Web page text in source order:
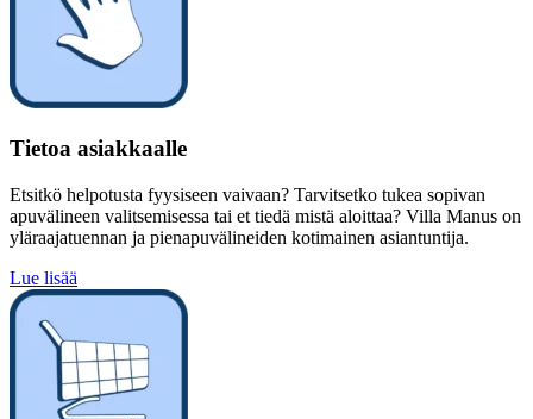
Tietoa asiakkaalle
Etsitkö helpotusta fyysiseen vaivaan? Tarvitsetko tukea sopivan
apuvälineen valitsemisessa tai et tiedä mistä aloittaa? Villa Manus on
yläraajatuennan ja pienapuvälineiden kotimainen asiantuntija.
Lue lisää